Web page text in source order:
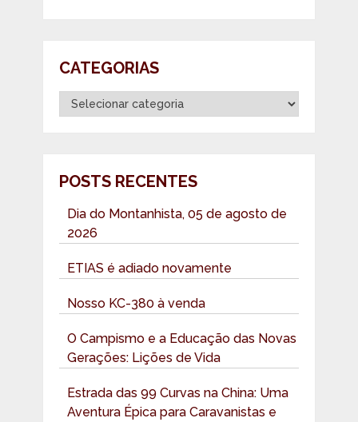
CATEGORIAS
Categorias
POSTS RECENTES
Dia do Montanhista, 05 de agosto de
2026
ETIAS é adiado novamente
Nosso KC-380 à venda
O Campismo e a Educação das Novas
Gerações: Lições de Vida
Estrada das 99 Curvas na China: Uma
Aventura Épica para Caravanistas e